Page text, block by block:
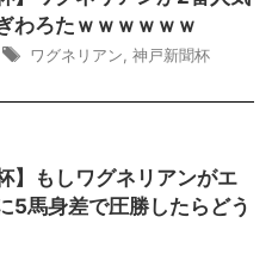
わろたｗｗｗｗｗｗ
ワグネリアン, 神戸新聞杯
】もしワグネリアンがエ
5馬身差で圧勝したらどう